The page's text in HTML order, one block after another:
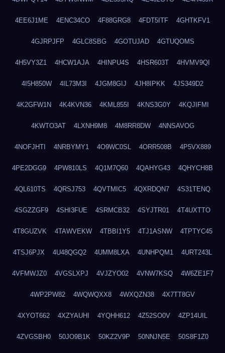
4EE6J1ME 4ENC34CO 4F88GRG8 4FDT5ITF 4GHTKFV1
4GJRPJFP 4GLC8SBG 4GOTUJAD 4GTUQOMS
4H5VY3Z1 4HCW1AJA 4HINPU4S 4HSR603T 4HVMV9QI
4I5H850W 4IL73M3I 4JGM8GIJ 4JH8IPKK 4JS349D2
4K2GFW1N 4K4KVN36 4KML855I 4KNS3G0Y 4KQJIFMI
4KWTO3AT 4LXNH9M8 4M8RR8DW 4NNSAVOG
4NOFJHTI 4NRBYMY1 4O9WC0SL 4ORR508B 4P5VX889
4PE2DGG9 4PW810LS 4Q1M7Q60 4QAHYG43 4QHYCH8B
4QL610TS 4QRSJ753 4QVTMIC5 4QXRDQN7 4S31TENQ
4SGZZGF9 4SHI3FUE 4SRMCB32 4SYJTR01 4T4UXTTO
4T8GUZVK 4TAWVEKW 4TBBI1Y5 4TJ1ASNW 4TPTYC45
4TSJ6PJX 4U48QGQ2 4UMM8LXA 4UNHPQM1 4URT243L
4VFMWJZ0 4VGSLXPJ 4VJZYO02 4VNW7KSQ 4W6ZE1F7
4WP2PW82 4WQWQXX8 4WXQZN38 4X7TT8GV
4XYOT662 4XZYAUHI 4YQHH612 4Z52SO0V 4ZP14UIL
4ZVGSBH0 50JO9B1K 50KZ2V9P 50NNJN5E 50S8F1Z0